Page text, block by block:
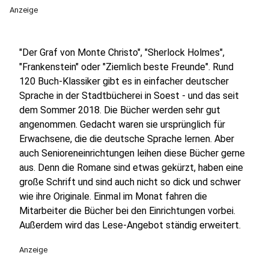
Anzeige
"Der Graf von Monte Christo", "Sherlock Holmes",
"Frankenstein" oder "Ziemlich beste Freunde". Rund
120 Buch-Klassiker gibt es in einfacher deutscher
Sprache in der Stadtbücherei in Soest - und das seit
dem Sommer 2018. Die Bücher werden sehr gut
angenommen. Gedacht waren sie ursprünglich für
Erwachsene, die die deutsche Sprache lernen. Aber
auch Senioreneinrichtungen leihen diese Bücher gerne
aus. Denn die Romane sind etwas gekürzt, haben eine
große Schrift und sind auch nicht so dick und schwer
wie ihre Originale. Einmal im Monat fahren die
Mitarbeiter die Bücher bei den Einrichtungen vorbei.
Außerdem wird das Lese-Angebot ständig erweitert.
Anzeige